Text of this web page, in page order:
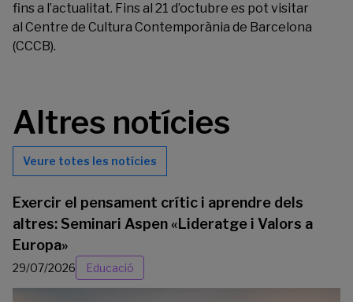
fins a l’actualitat. Fins al 21 d’octubre es pot visitar
al Centre de Cultura Contemporània de Barcelona
(CCCB).
Altres notícies
Veure totes les notícies
Exercir el pensament crític i aprendre dels
altres: Seminari Aspen «Lideratge i Valors a
Europa»
29/07/2026 Educació